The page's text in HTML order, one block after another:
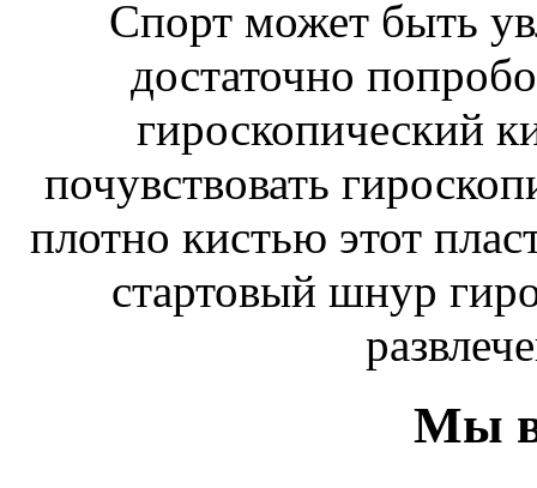
Спорт может быть
достаточно
гироскопический
почувствовать
плотно кистью этот
стартовый шнур
Мы в